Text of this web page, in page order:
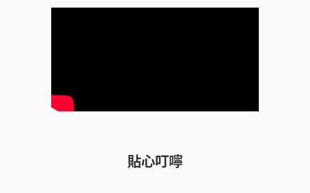
貼心叮嚀